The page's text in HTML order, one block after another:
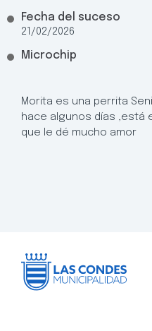
Fecha del suceso
21/02/2026
Microchip
Morita es una perrita
hace algunos días ,está
que le dé mucho amor